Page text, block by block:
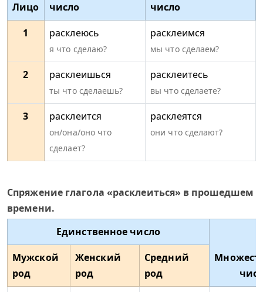
Лицо
число
число
1
расклеюсь
я что сделаю?
расклеимся
мы что сделаем?
2 расклеишься
ты что сделаешь?
расклеитесь
вы что сделаете?
3 расклеится
он/она/оно что
сделает?
расклеятся
они что сделают?
Спряжение глагола «расклеиться» в прошедшем
времени.
Единственное число
Мужской
род
Женский
род
Средний
род